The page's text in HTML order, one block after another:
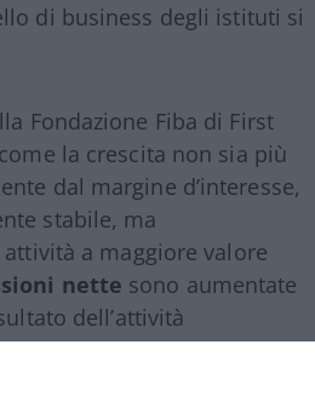
di business degli istituti si
Fondazione Fiba di First
la crescita non sia più
dal margine d’interesse,
stabile, ma
a maggiore valore
nette sono aumentate
dell’attività
del 24,2%, confermando il